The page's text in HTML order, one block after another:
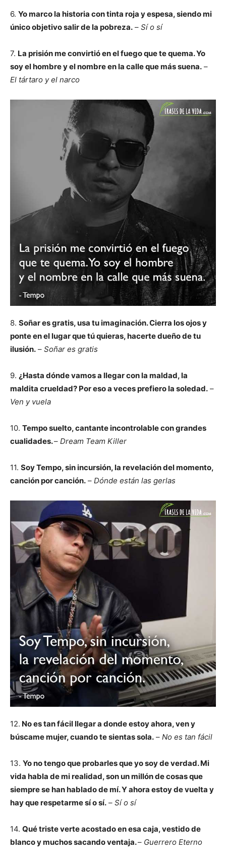
6. Yo marco la historia con tinta roja y espesa, siendo mi
único objetivo salir de la pobreza. – Sí o sí
7. La prisión me convirtió en el fuego que te quema. Yo
soy el hombre y el nombre en la calle que más suena. –
El tártaro y el narco
8. Soñar es gratis, usa tu imaginación. Cierra los ojos y
ponte en el lugar que tú quieras, hacerte dueño de tu
ilusión. – Soñar es gratis
9. ¿Hasta dónde vamos a llegar con la maldad, la
maldita crueldad? Por eso a veces prefiero la soledad. –
Ven y vuela
10. Tempo suelto, cantante incontrolable con grandes
cualidades.– Dream Team Killer
11. Soy Tempo, sin incursión, la revelación del momento,
canción por canción. – Dónde están las gerlas
12. No es tan fácil llegar a donde estoy ahora, ven y
búscame mujer, cuando te sientas sola. – No es tan fácil
13. Yo no tengo que probarles que yo soy de verdad. Mi
vida habla de mi realidad, son un millón de cosas que
siempre se han hablado de mí. Y ahora estoy de vuelta y
hay que respetarme sí o sí. – Sí o sí
14. Qué triste verte acostado en esa caja, vestido de
blanco y muchos sacando ventaja.– Guerrero Eterno